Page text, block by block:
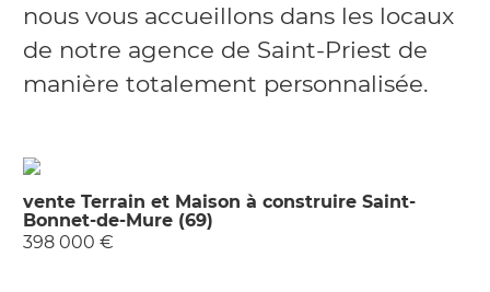
nous vous accueillons dans les locaux
de notre agence de Saint-Priest de
manière totalement personnalisée.
vente Terrain et Maison à construire Saint-
Bonnet-de-Mure (69)
398 000 €